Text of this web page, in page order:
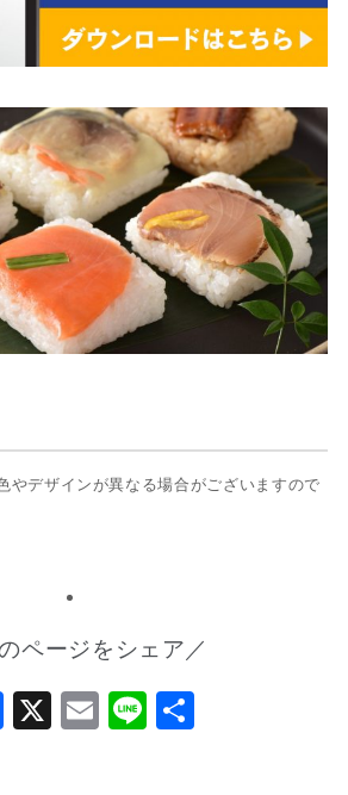
やデザインが異なる場合がございますので
ページをシェア／
Facebook
X Email
Line